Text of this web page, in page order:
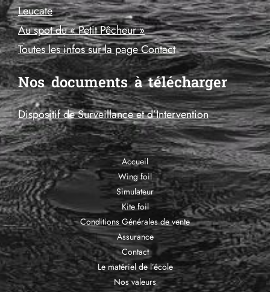
Leucate
Au spot du « Petit Pêcheur »
Toutes les infos sur la page Contact
Nos documents à télécharger
Dispositif de Surveillance et d’Intervention
Accueil
Wing foil
Simulateur
Kite foil
Conditions Générales de vente
Assurance
Contact
Le matériel de l’école
Nos valeurs